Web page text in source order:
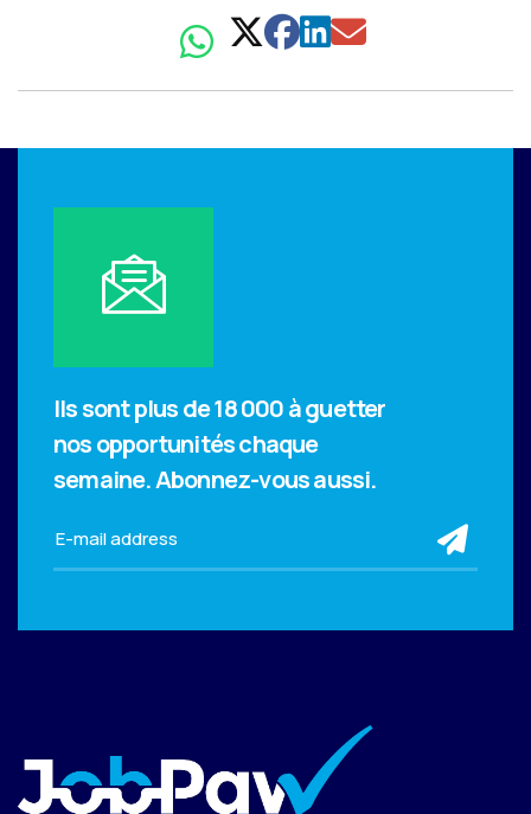
Ils sont plus de 18 000 à guetter
nos opportunités chaque
semaine.Abonnez-vous aussi.